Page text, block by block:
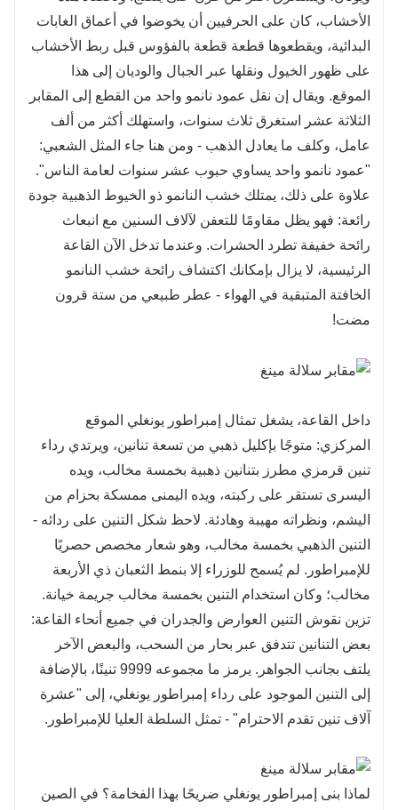
الأخشاب، كان على الحرفيين أن يخوضوا في أعماق الغابات
البدائية، ويقطعوها قطعة قطعة بالفؤوس قبل ربط الأخشاب
على ظهور الخيول ونقلها عبر الجبال والوديان إلى هذا
الموقع. ويقال إن نقل عمود نانمو واحد من القطع إلى المقابر
الثلاثة عشر استغرق ثلاث سنوات، واستهلك أكثر من ألف
عامل، وكلف ما يعادل الذهب - ومن هنا جاء المثل الشعبي:
"عمود نانمو واحد يساوي حبوب عشر سنوات لعامة الناس".
علاوة على ذلك، يمتلك خشب النانمو ذو الخيوط الذهبية جودة
رائعة: فهو يظل مقاومًا للتعفن لآلاف السنين مع انبعاث
رائحة خفيفة تطرد الحشرات. وعندما تدخل الآن القاعة
الرئيسية، لا يزال بإمكانك اكتشاف رائحة خشب النانمو
الخافتة المتبقية في الهواء - عطر طبيعي من ستة قرون
مضت!
داخل القاعة، يشغل تمثال إمبراطور يونغلي الموقع
المركزي: متوجًا بإكليل ذهبي من تسعة تنانين، ويرتدي رداء
تنين قرمزي مطرز بتنانين ذهبية بخمسة مخالب، ويده
اليسرى تستقر على ركبته، ويده اليمنى ممسكة بحزام من
اليشم، ونظراته مهيبة وهادئة. لاحظ شكل التنين على ردائه -
التنين الذهبي بخمسة مخالب، وهو شعار مخصص حصريًا
للإمبراطور. لم يُسمح للوزراء إلا بنمط الثعبان ذي الأربعة
مخالب؛ وكان استخدام التنين بخمسة مخالب جريمة خيانة.
تزين نقوش التنين العوارض والجدران في جميع أنحاء القاعة:
بعض التنانين تتدفق عبر بحار من السحب، والبعض الآخر
يلتف بجانب الجواهر. يرمز ما مجموعه 9999 تنينًا، بالإضافة
إلى التنين الموجود على رداء إمبراطور يونغلي، إلى "عشرة
آلاف تنين تقدم الاحترام" - تمثل السلطة العليا للإمبراطور.
لماذا بنى إمبراطور يونغلي ضريحًا بهذا الفخامة؟ في الصين